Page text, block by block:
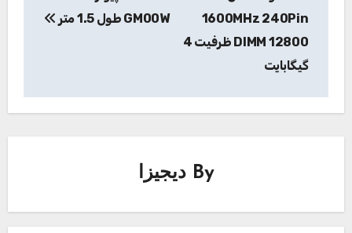
1600MHz 240Pin
DIMM 12800 ظرفیت 4
گیگابایت
GM00W طول 1.5 متر
By دیجیزا